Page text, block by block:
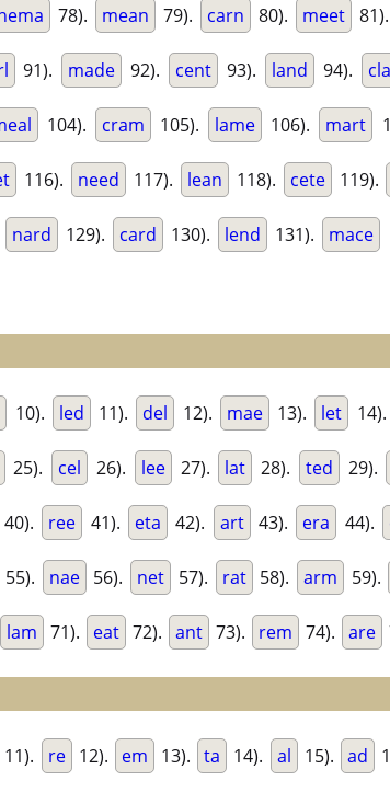
78). mean 79). carn 80). meet 81).
91). made 92). cent 93). land 94).
104). cram 105). lame 106). mart
116). need 117). lean 118). cete 119).
nard 129). card 130). lend 131). mace
10). led 11). del 12). mae 13). let 14).
25). cel 26). lee 27). lat 28). ted 29).
40). ree 41). eta 42). art 43). era 44).
55). nae 56). net 57). rat 58). arm 59).
lam 71). eat 72). ant 73). rem 74). are
11). re 12). em 13). ta 14). al 15). ad